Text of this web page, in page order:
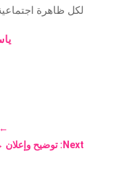
لكل ظاهرة
Next: توضيح وإعلان